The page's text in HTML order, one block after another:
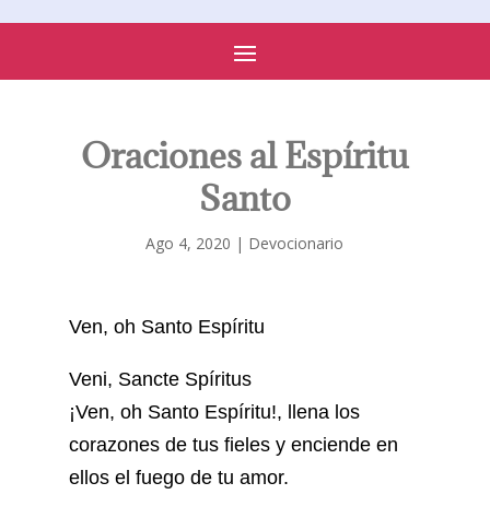
Oraciones al Espíritu
Santo
Ago 4, 2020 | Devocionario
Ven, oh Santo Espíritu
Veni, Sancte Spíritus
¡Ven, oh Santo Espíritu!, llena los
corazones de tus fieles y enciende en
ellos el fuego de tu amor.